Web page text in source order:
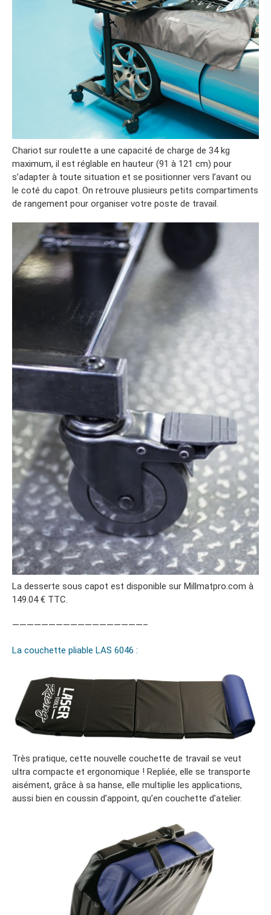
Chariot sur roulette a une capacité de charge de 34 kg
maximum, il est réglable en hauteur (91 à 121 cm) pour
s’adapter à toute situation et se positionner vers l’avant ou
le coté du capot. On retrouve plusieurs petits compartiments
de rangement pour organiser votre poste de travail.
La desserte sous capot est disponible sur Millmatpro.com à
149.04 € TTC.
——————————————————–
La couchette pliable LAS 6046 :
Très pratique, cette nouvelle couchette de travail se veut
ultra compacte et ergonomique ! Repliée, elle se transporte
aisément, grâce à sa hanse, elle multiplie les applications,
aussi bien en coussin d’appoint, qu’en couchette d’atelier.